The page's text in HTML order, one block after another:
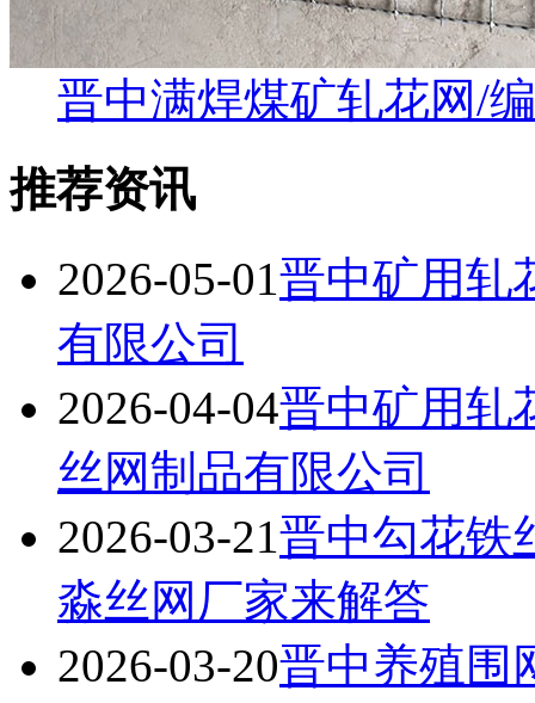
晋中满焊煤矿轧花网/
推荐资讯
2026-05-01晋中矿用轧
有限公司
2026-04-04晋中矿用
丝网制品有限公司
2026-03-21晋中勾花铁
淼丝网厂家来解答
2026-03-20晋中养殖围